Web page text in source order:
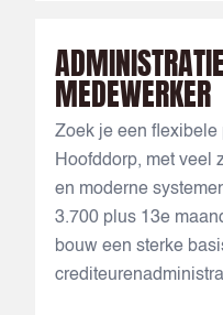
MEDEWERKER
Zoek je een flexibele
Hoofddorp, met veel
en moderne
3.700 plus 13e
bouw een sterke